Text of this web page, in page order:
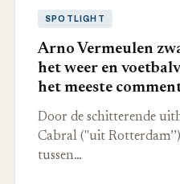
SPOTLIGHT
Arno Vermeulen
het weer en
het meeste
Door de schitterende
Cabral ("uit
tussen…